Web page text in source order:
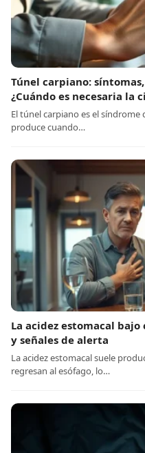
Túnel carpiano:
¿Cuándo es necesaria la
El túnel carpiano es el
produce cuando…
La acidez estomacal
y señales de alerta
La acidez estomacal suele
regresan al esófago, lo…